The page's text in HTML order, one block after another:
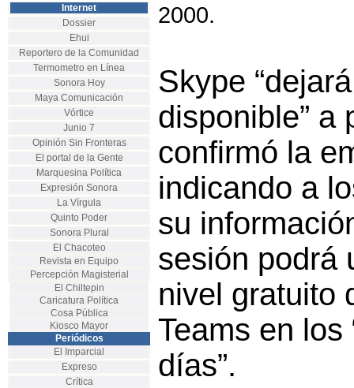
Internet
Dossier
Ehui
Reportero de la Comunidad
Termometro en Línea
Sonora Hoy
Maya Comunicación
Vórtice
Junio 7
Opinión Sin Fronteras
El portal de la Gente
Marquesina Política
Expresión Sonora
La Vírgula
Quinto Poder
Sonora Plural
El Chacoteo
Revista en Equipo
Percepción Magisterial
El Chiltepin
Caricatura Política
Cosa Pública
Kiosco Mayor
Periódicos
El Imparcial
Expreso
Crítica
2000.
Skype
disponible” a
confirmó la
indicando a
su
sesión podrá
nivel gratuito
Teams en los
días”.